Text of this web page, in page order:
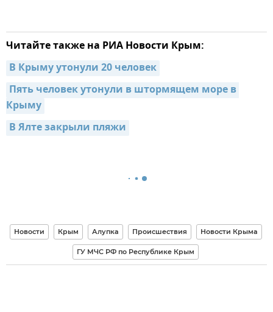
Читайте также на РИА Новости Крым:
В Крыму утонули 20 человек
Пять человек утонули в штормящем море в
Крыму
В Ялте закрыли пляжи
Новости Крым Алупка Происшествия Новости Крыма
ГУ МЧС РФ по Республике Крым